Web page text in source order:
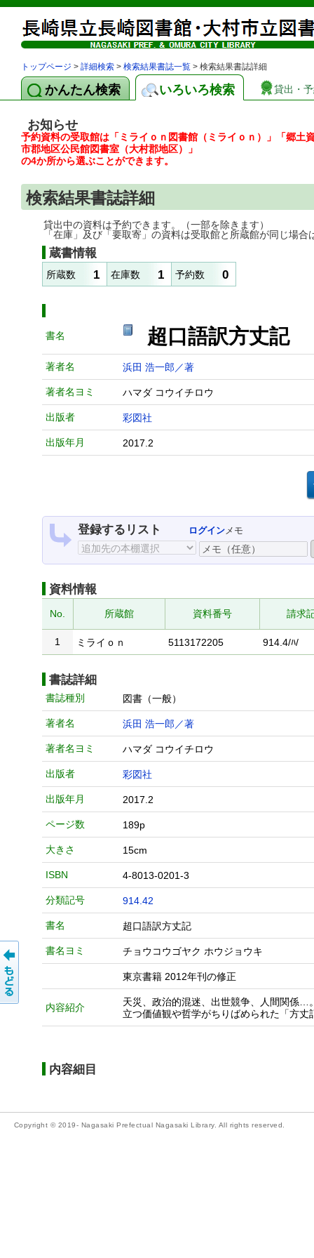
トップページ > 詳細検索 > 検索結果書誌一覧 > 検索結果書誌詳細
かんたん検索 いろいろ検索 貸出・
お知らせ
予約資料の受取館は「ミライｏｎ図書館（ミライｏｎ）」「郷
市郡地区公民館図書室（大村郡地区）」
の4か所から選ぶことができます。
検索結果書誌詳細
貸出中の資料は予約できます。（一部を除きます）
「在庫」及び「要取寄」の資料は受取館と所蔵館が同じ場合
蔵書情報
所蔵数 1 在庫数 1 予約数 0
書名 超口語訳方丈記
著者名 浜田 浩一郎／著
著者名ヨミ ハマダ コウイチロウ
出版者 彩図社
出版年月 2017.2
登録するリスト ログインメモ
資料情報
No. 所蔵館 資料番号 請求
1 ミライｏｎ 5113172205 914.4/ﾊ/
書誌詳細
書誌種別 図書（一般）
著者名 浜田 浩一郎／著
著者名ヨミ ハマダ コウイチロウ
出版者 彩図社
出版年月 2017.2
ページ数 189p
大きさ 15cm
ISBN 4-8013-0201-3
分類記号 914.42
書名 超口語訳方丈記
書名ヨミ チョウコウゴヤク ホウジョウキ
東京書籍 2012年刊の修正
内容紹介
天災、政治的混迷、出世競争、人間関係…
立つ価値観や哲学がちりばめられた「方
内容細目
Copyright © 2019- Nagasaki Prefectual Nagasaki Library. All rights reserved.